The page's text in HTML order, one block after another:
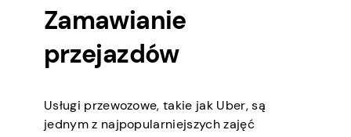
Zamawianie
przejazdów
Usługi przewozowe, takie jak Uber, są
jednym z najpopularniejszych zajęć